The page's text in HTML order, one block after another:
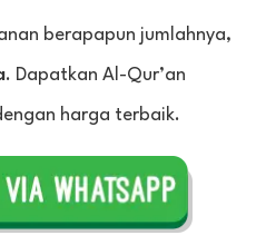
berapapun jumlahnya,
. Dapatkan Al-Qur’an
harga terbaik.